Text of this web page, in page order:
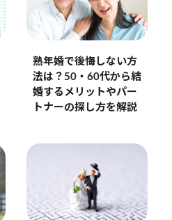
熟年婚で後悔しない方
法は？50・60代から結
婚するメリットやパー
トナーの探し方を解説